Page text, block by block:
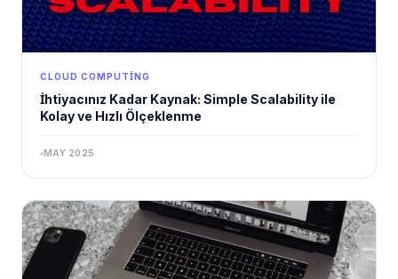
CLOUD COMPUTING
İhtiyacınız Kadar Kaynak: Simple Scalability ile
Kolay ve Hızlı Ölçeklenme
MAY 2025